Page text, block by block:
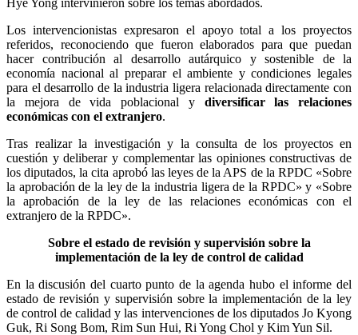
Los intervencionistas expresaron el apoyo total a los proyectos
referidos, reconociendo que fueron elaborados para que puedan
hacer contribución al desarrollo autárquico y sostenible de la
economía nacional al preparar el ambiente y condiciones legales
para el desarrollo de la industria ligera relacionada directamente con
la mejora de vida poblacional y diversificar las relaciones
económicas con el extranjero.
Tras realizar la investigación y la consulta de los proyectos en
cuestión y deliberar y complementar las opiniones constructivas de
los diputados, la cita aprobó las leyes de la APS de la RPDC «Sobre
la aprobación de la ley de la industria ligera de la RPDC» y «Sobre
la aprobación de la ley de las relaciones económicas con el
extranjero de la RPDC».
Sobre el estado de revisión y supervisión sobre la
implementación de la ley de control de calidad
En la discusión del cuarto punto de la agenda hubo el informe del
estado de revisión y supervisión sobre la implementación de la ley
de control de calidad y las intervenciones de los diputados Jo Kyong
Guk, Ri Song Bom, Rim Sun Hui, Ri Yong Chol y Kim Yun Sil.